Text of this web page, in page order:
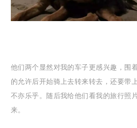
他们两个显然对我的车子更感兴趣，围
的允许后开始骑上去转来转去，还要带
不亦乐乎。随后我给他们看我的旅行照
来。